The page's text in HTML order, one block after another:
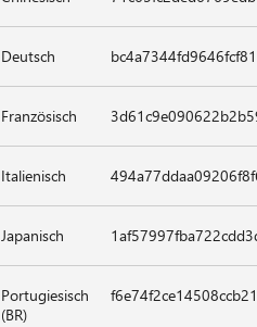
Deutsch
Französisch
Italienisch
Japanisch
Portugiesisch
(BR)